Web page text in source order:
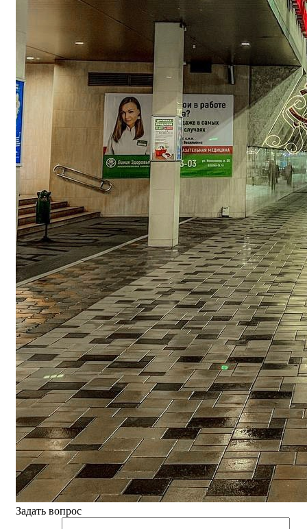
Задать вопрос